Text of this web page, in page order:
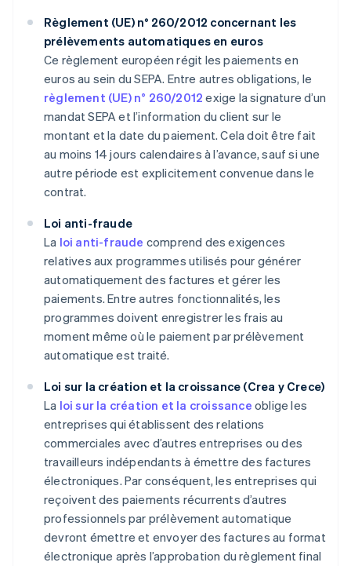
Règlement (UE) n° 260/2012 concernant les
prélèvements automatiques en euros
Ce règlement européen régit les paiements en
euros au sein du SEPA. Entre autres obligations, le
règlement (UE) n° 260/2012 exige la signature d’un
mandat SEPA et l’information du client sur le
montant et la date du paiement. Cela doit être fait
au moins 14 jours calendaires à l’avance, sauf si une
autre période est explicitement convenue dans le
contrat.
Loi anti-fraude
La loi anti-fraude comprend des exigences
relatives aux programmes utilisés pour générer
automatiquement des factures et gérer les
paiements. Entre autres fonctionnalités, les
programmes doivent enregistrer les frais au
moment même où le paiement par prélèvement
automatique est traité.
Loi sur la création et la croissance (Crea y Crece)
La loi sur la création et la croissance oblige les
entreprises qui établissent des relations
commerciales avec d’autres entreprises ou des
travailleurs indépendants à émettre des factures
électroniques. Par conséquent, les entreprises qui
reçoivent des paiements récurrents d’autres
professionnels par prélèvement automatique
devront émettre et envoyer des factures au format
électronique après l’approbation du règlement final